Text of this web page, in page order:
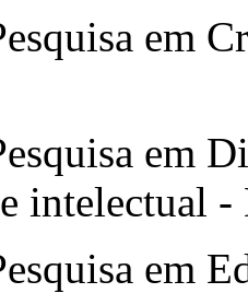
em
em
intelectual
em